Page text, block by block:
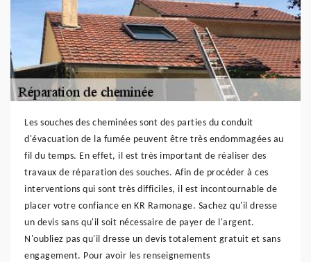
Les souches des cheminées sont des parties du conduit
d'évacuation de la fumée peuvent être très endommagées au
fil du temps. En effet, il est très important de réaliser des
travaux de réparation des souches. Afin de procéder à ces
interventions qui sont très difficiles, il est incontournable de
placer votre confiance en KR Ramonage. Sachez qu'il dresse
un devis sans qu'il soit nécessaire de payer de l'argent.
N'oubliez pas qu'il dresse un devis totalement gratuit et sans
engagement. Pour avoir les renseignements